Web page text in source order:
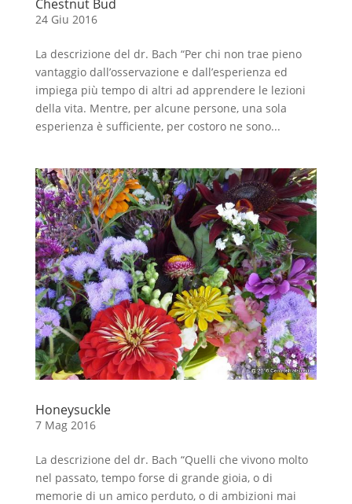
Chestnut Bud
24 Giu 2016
La descrizione del dr. Bach “Per chi non trae pieno
vantaggio dall’osservazione e dall’esperienza ed
impiega più tempo di altri ad apprendere le lezioni
della vita. Mentre, per alcune persone, una sola
esperienza è sufficiente, per costoro ne sono...
Honeysuckle
7 Mag 2016
La descrizione del dr. Bach “Quelli che vivono molto
nel passato, tempo forse di grande gioia, o di
memorie di un amico perduto, o di ambizioni mai